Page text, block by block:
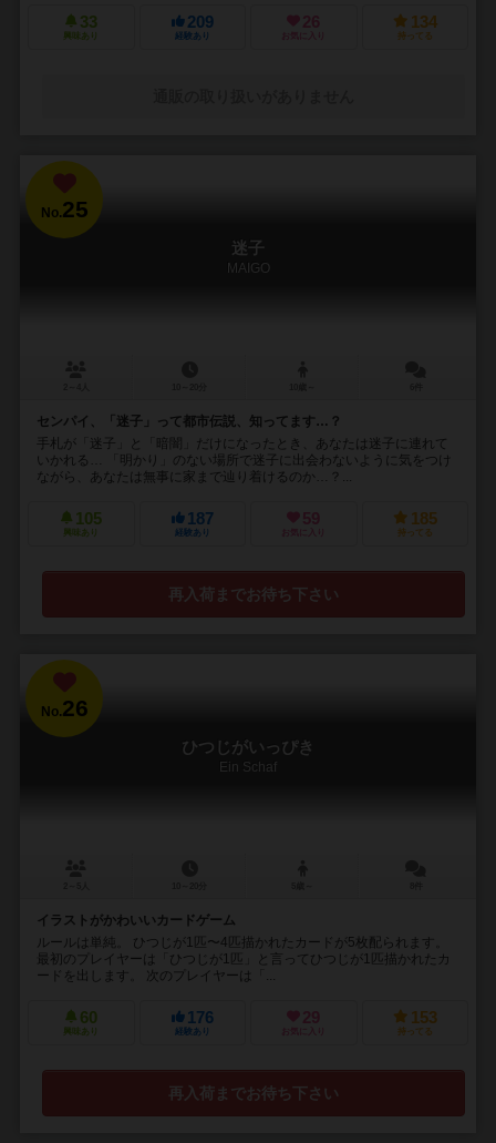
33
興味あり
209
経験あり
26
お気に入り
134
持ってる
No.25
迷子
MAIGO
センパイ、「迷子」って都市伝説、知ってます…？
手札が「迷子」と「暗闇」だけになったとき、あなたは迷子に連れて
いかれる… 「明かり」のない場所で迷子に出会わないように気をつけ
ながら、あなたは無事に家まで辿り着けるのか…？...
105
興味あり
187
経験あり
59
お気に入り
185
持ってる
再入荷までお待ち下さい
No.26
ひつじがいっぴき
Ein Schaf
イラストがかわいいカードゲーム
ルールは単純。 ひつじが1匹〜4匹描かれたカードが5枚配られます。
最初のプレイヤーは「ひつじが1匹」と言ってひつじが1匹描かれたカ
ードを出します。 次のプレイヤーは「...
60
興味あり
176
経験あり
29
お気に入り
153
持ってる
再入荷までお待ち下さい